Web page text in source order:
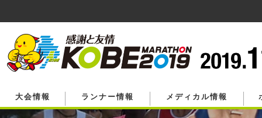
す。
大会情報 ランナー情報 メディカル情報